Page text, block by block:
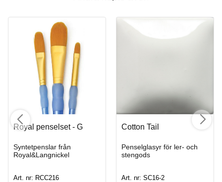
Royal penselset - G
Syntetpenslar från
Royal&Langnickel
Art. nr: RCC216
Cotton Tail
Penselglasyr för ler- och
stengods
Art. nr: SC16-2